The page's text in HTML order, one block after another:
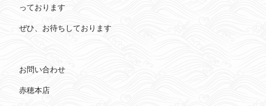
っております
ぜひ、お待ちしております
お問い合わせ
赤穂本店